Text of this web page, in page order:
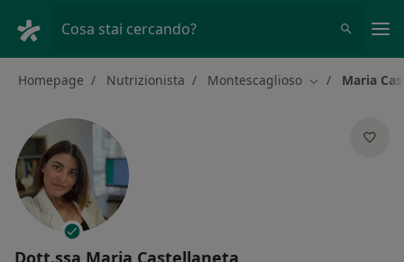
Cosa stai cercando?
Homepage Nutrizionista Montescaglioso Cambia città
Maria